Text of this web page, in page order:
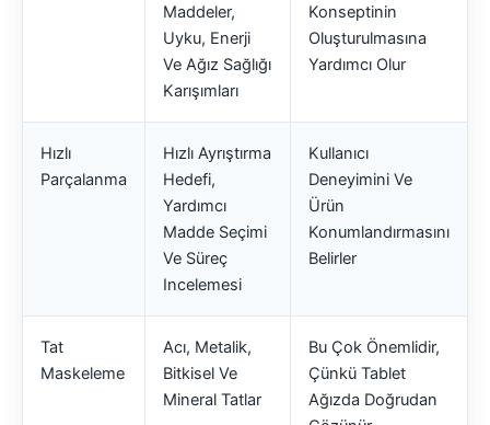
Maddeler,
Uyku, Enerji
Ve Ağız Sağlığı
Karışımları
Konseptinin
Oluşturulmasına
Yardımcı Olur
Hızlı
Parçalanma
Hızlı Ayrıştırma
Hedefi,
Yardımcı
Madde Seçimi
Ve Süreç
Incelemesi
Kullanıcı
Deneyimini Ve
Ürün
Konumlandırmasını
Belirler
Tat
Maskeleme
Acı, Metalik,
Bitkisel Ve
Mineral Tatlar
Bu Çok Önemlidir,
Çünkü Tablet
Ağızda Doğrudan